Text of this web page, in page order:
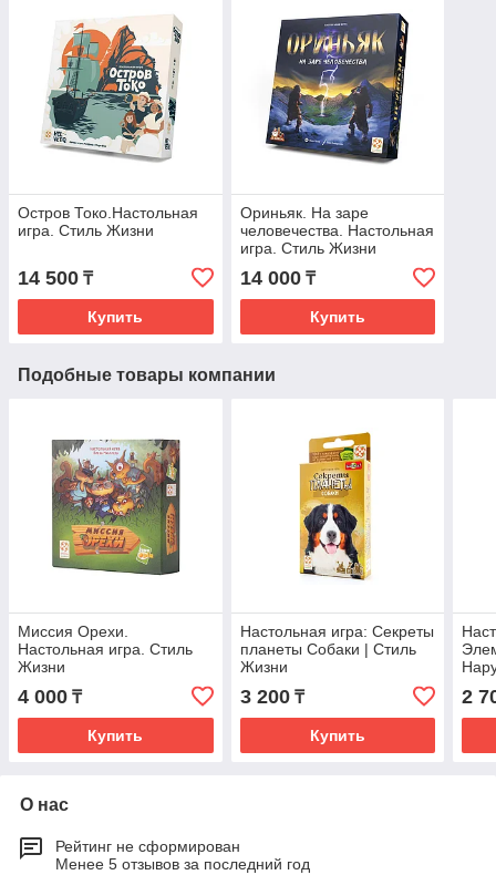
Остров Токо.Настольная
игра. Стиль Жизни
14 500 ₸
Купить
Ориньяк. На заре
человечества. Настольная
игра. Стиль Жизни
14 000₸
Купить
Подобные товары компании
Миссия Орехи.
Настольная игра. Стиль
Жизни
4 000 ₸
Купить
Настольная игра: Секреты
планеты Собаки | Стиль
Жизни
3 200₸
Купить
2
О нас
Рейтинг не сформирован
Менее 5 отзывов за последний год